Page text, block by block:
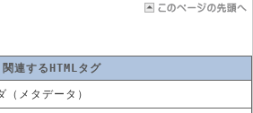
関連するHTMLタグ
メタデータ）